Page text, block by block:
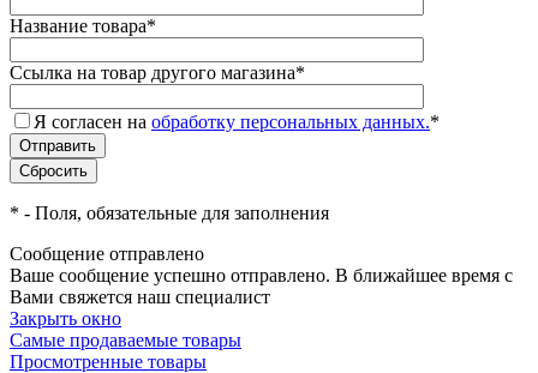
Название товара*
Ссылка на товар другого магазина*
Я согласен на обработку персональных данных.*
* - Поля, обязательные для заполнения
Сообщение отправлено
Ваше сообщение успешно отправлено. В ближайшее время с
Вами свяжется наш специалист
Закрыть окно
Самые продаваемые товары
Просмотренные товары